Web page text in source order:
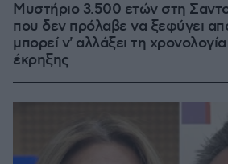
Μυστήριο 3.500 ετών στη
που δεν πρόλαβε να ξεφύγει
μπορεί ν' αλλάξει τη
έκρηξης